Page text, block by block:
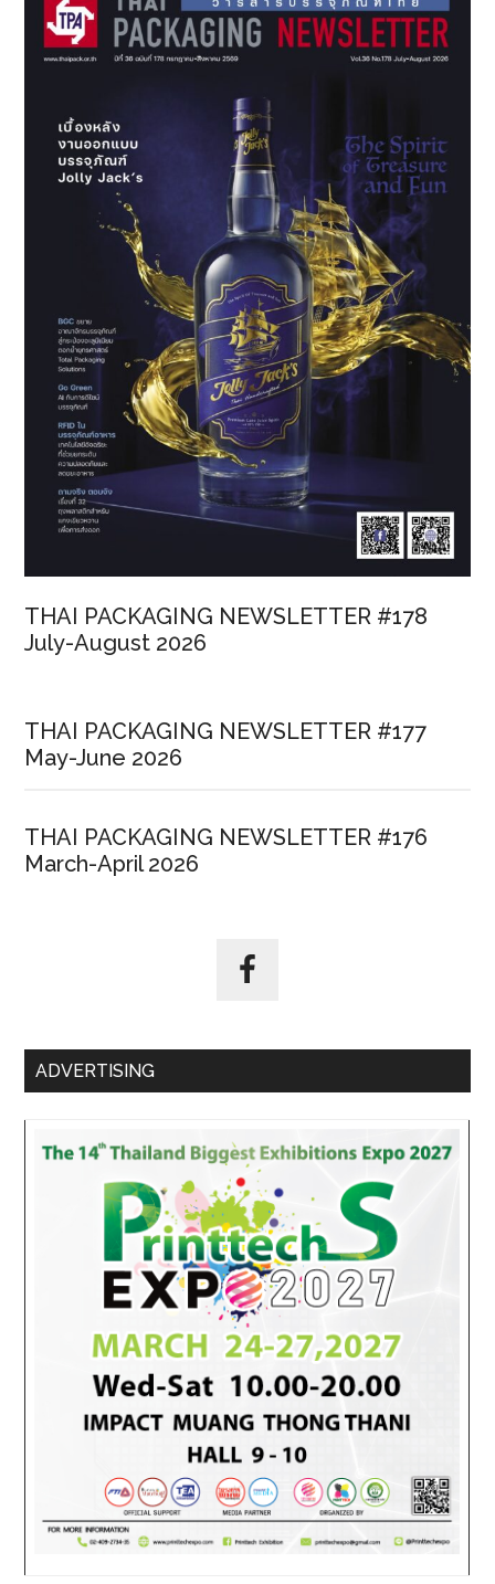
THAI PACKAGING NEWSLETTER #178
July-August 2026
THAI PACKAGING NEWSLETTER #177
May-June 2026
THAI PACKAGING NEWSLETTER #176
March-April 2026
ADVERTISING